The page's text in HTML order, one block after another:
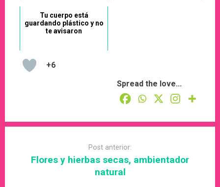
Tu cuerpo está
guardando plástico y no
te avisaron
+6
Spread the love...
Post anterior:
Flores y hierbas secas, ambientador
natural